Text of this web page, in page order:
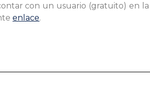
con un usuario (gratuito) en
enlace.